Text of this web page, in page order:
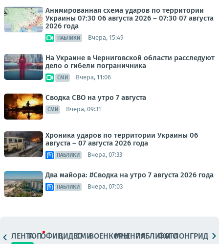
Анимированная схема ударов по территории
Украины 07:30 06 августа 2026 – 07:30 07 августа
2026 года
ПАБЛИКИ Вчера, 15:49
На Украине в Черниговской области расследуют
дело о гибели пограничника
СМИ Вчера, 11:06
Сводка СВО на утро 7 августа
СМИ Вчера, 09:31
Хроника ударов по территории Украины 06
августа – 07 августа 2026 года
ПАБЛИКИ Вчера, 07:33
Два майора: #Сводка на утро 7 августа 2026 года
ПАБЛИКИ Вчера, 07:03
ЛЕНТАТОПОФИЦ.ВИДЕОСМИВОЕНКОРЫМНЕНИЯПАБЛИКИ
ФОТОЛОНГРИДЫ